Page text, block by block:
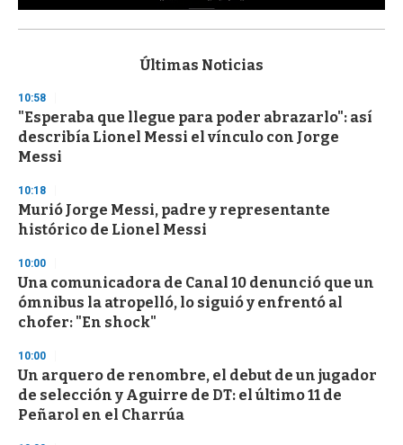
s
d
s
o
f
3
s
e
c
o
d
s
Últimas Noticias
10:58
"Esperaba que llegue para poder abrazarlo": así
describía Lionel Messi el vínculo con Jorge
Messi
10:18
Murió Jorge Messi, padre y representante
histórico de Lionel Messi
10:00
Una comunicadora de Canal 10 denunció que un
ómnibus la atropelló, lo siguió y enfrentó al
chofer: "En shock"
10:00
Un arquero de renombre, el debut de un jugador
de selección y Aguirre de DT: el último 11 de
Peñarol en el Charrúa